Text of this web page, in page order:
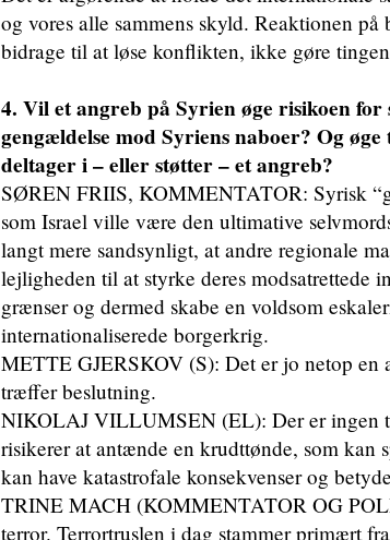
og vores alle sammens skyld. Reaktionen
bidrage til at løse konflikten, ikke gøre
4. Vil et angreb på Syrien øge risikoen
gengældelse mod Syriens naboer? Og
deltager i – eller støtter – et angreb?
SØREN FRIIS, KOMMENTATOR: Syrisk
som Israel ville være den ultimative
langt mere sandsynligt, at andre regionale
lejligheden til at styrke deres modsatrettede
grænser og dermed skabe en voldsom
internationaliserede borgerkrig.
METTE GJERSKOV (S): Det er jo netop en
træffer beslutning.
NIKOLAJ VILLUMSEN (EL): Der er ingen
risikerer at antænde en krudttønde, som kan
kan have katastrofale konsekvenser og
TRINE MACH (KOMMENTATOR OG
terror. Terrortruslen i dag stammer primært